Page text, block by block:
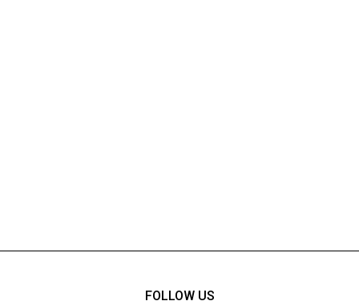
FOLLOW US